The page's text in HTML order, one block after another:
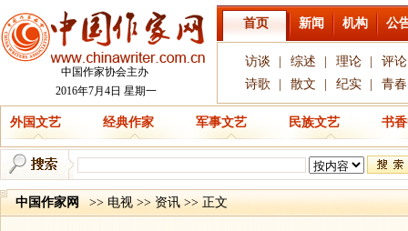
中国作家协会主办
2016年7月4日 星期一
首页 新闻 机构 公
访谈 综述 理论
评论
诗歌
散文 纪实 青春
外国文艺 经典作家 军事文艺 民族文艺 书
中国作家网 >> 电视 >> 资讯 >> 正文